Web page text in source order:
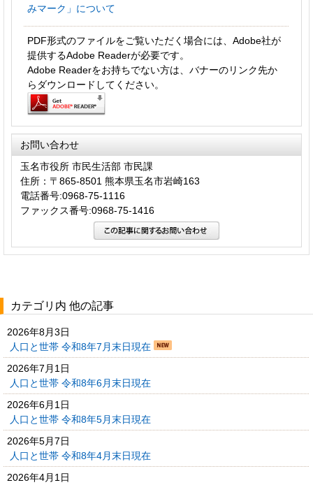
みマーク」について
PDF形式のファイルをご覧いただく場合には、Adobe社が
提供するAdobe Readerが必要です。
Adobe Readerをお持ちでない方は、バナーのリンク先か
らダウンロードしてください。
お問い合わせ
玉名市役所 市民生活部 市民課
住所：〒865-8501 熊本県玉名市岩崎163
電話番号:0968-75-1116
ファックス番号:0968-75-1416
カテゴリ内 他の記事
2026年8月3日
人口と世帯 令和8年7月末日現在
2026年7月1日
人口と世帯 令和8年6月末日現在
2026年6月1日
人口と世帯 令和8年5月末日現在
2026年5月7日
人口と世帯 令和8年4月末日現在
2026年4月1日